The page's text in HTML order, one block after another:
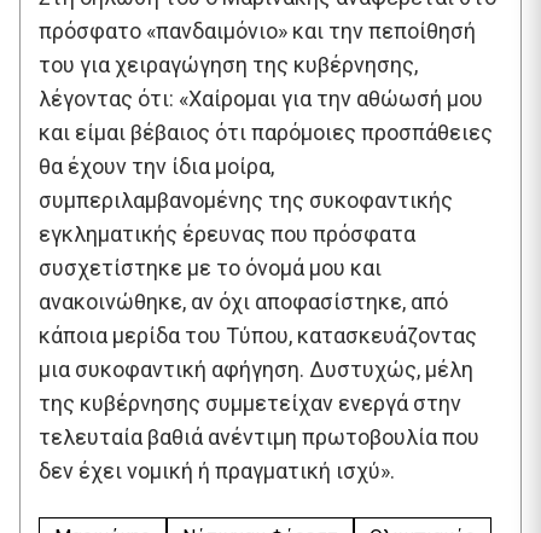
πρόσφατο «πανδαιμόνιο» και την πεποίθησή
του για χειραγώγηση της κυβέρνησης,
λέγοντας ότι: «Χαίρομαι για την αθώωσή μου
και είμαι βέβαιος ότι παρόμοιες προσπάθειες
θα έχουν την ίδια μοίρα,
συμπεριλαμβανομένης της συκοφαντικής
εγκληματικής έρευνας που πρόσφατα
συσχετίστηκε με το όνομά μου και
ανακοινώθηκε, αν όχι αποφασίστηκε, από
κάποια μερίδα του Τύπου, κατασκευάζοντας
μια συκοφαντική αφήγηση. Δυστυχώς, μέλη
της κυβέρνησης συμμετείχαν ενεργά στην
τελευταία βαθιά ανέντιμη πρωτοβουλία που
δεν έχει νομική ή πραγματική ισχύ».